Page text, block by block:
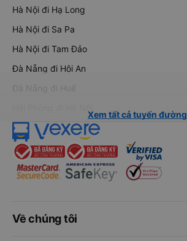
Hà Nội đi Hạ Long
Hà Nội đi Sa Pa
Hà Nội đi Tam Đảo
Đà Nẵng đi Hội An
Đà Nẵng đi Huế
Xem tất cả tuyến đường
Về chúng tôi